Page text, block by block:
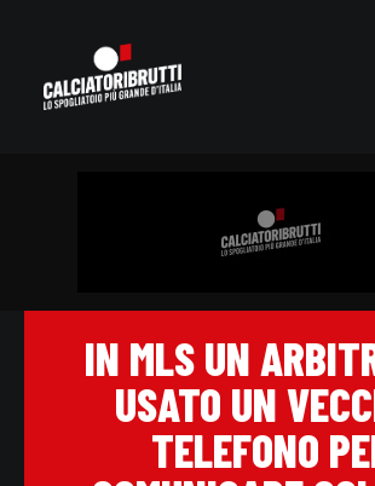
IN MLS UN
USATO UN
TELEFONO